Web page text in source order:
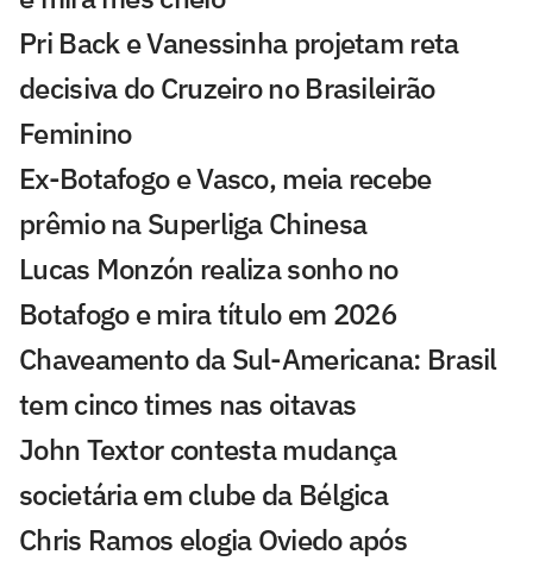
Pri Back e Vanessinha projetam reta
decisiva do Cruzeiro no Brasileirão
Feminino
Ex-Botafogo e Vasco, meia recebe
prêmio na Superliga Chinesa
Lucas Monzón realiza sonho no
Botafogo e mira título em 2026
Chaveamento da Sul-Americana: Brasil
tem cinco times nas oitavas
John Textor contesta mudança
societária em clube da Bélgica
Chris Ramos elogia Oviedo após